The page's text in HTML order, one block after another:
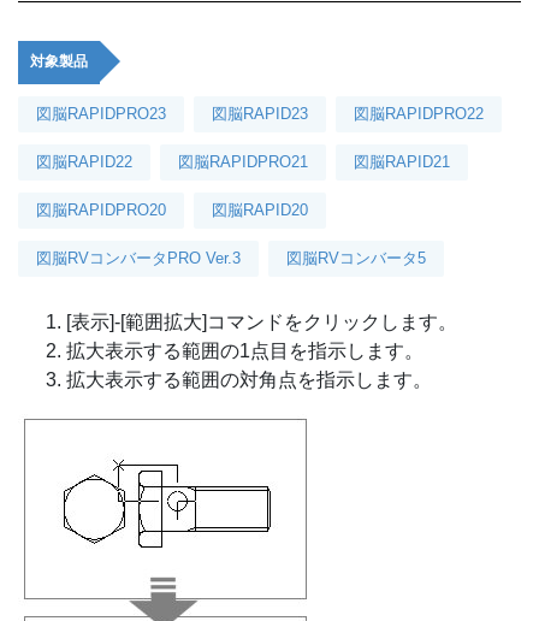
対象製品
図脳RAPIDPRO23 図脳RAPID23 図脳RAPIDPRO22
図脳RAPID22 図脳RAPIDPRO21 図脳RAPID21
図脳RAPIDPRO20 図脳RAPID20
図脳RVコンバータPRO Ver.3 図脳RVコンバータ5
[表示]-[範囲拡大]コマンドをクリックします。
拡大表示する範囲の1点目を指示します。
拡大表示する範囲の対角点を指示します。